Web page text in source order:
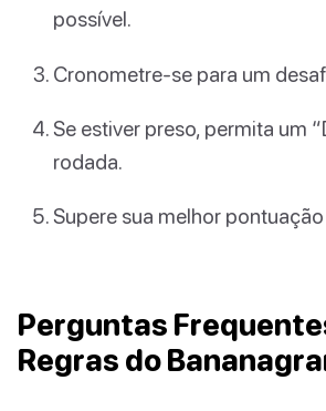
possível.
Cronometre-se para um
Se estiver preso, permita um
rodada.
Supere sua melhor
Perguntas
Regras do